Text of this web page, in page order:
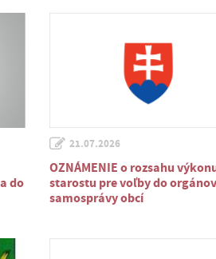
do
21.07.2026
OZNÁMENIE o rozsahu
starostu pre voľby do orgánov
samosprávy obcí